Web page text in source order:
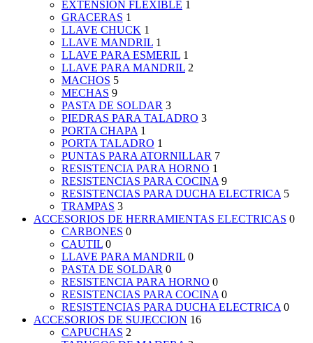
EXTENSION FLEXIBLE 1
GRACERAS 1
LLAVE CHUCK 1
LLAVE MANDRIL 1
LLAVE PARA ESMERIL 1
LLAVE PARA MANDRIL 2
MACHOS 5
MECHAS 9
PASTA DE SOLDAR 3
PIEDRAS PARA TALADRO 3
PORTA CHAPA 1
PORTA TALADRO 1
PUNTAS PARA ATORNILLAR 7
RESISTENCIA PARA HORNO 1
RESISTENCIAS PARA COCINA 9
RESISTENCIAS PARA DUCHA ELECTRICA 5
TRAMPAS 3
ACCESORIOS DE HERRAMIENTAS ELECTRICAS 0
CARBONES 0
CAUTIL 0
LLAVE PARA MANDRIL 0
PASTA DE SOLDAR 0
RESISTENCIA PARA HORNO 0
RESISTENCIAS PARA COCINA 0
RESISTENCIAS PARA DUCHA ELECTRICA 0
ACCESORIOS DE SUJECCION 16
CAPUCHAS 2